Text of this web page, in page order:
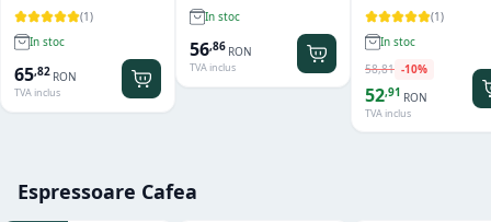
(1)
In stoc
65,82 RON
TVA inclus
In stoc
56,86 RON
TVA inclus
(1)
In stoc
58,81 -10%
52,91 RON
TVA inclus
Espressoare Cafea